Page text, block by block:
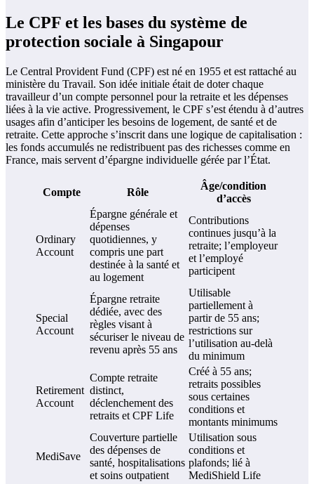
Le CPF et les bases du système de
protection sociale à Singapour
Le Central Provident Fund (CPF) est né en 1955 et est rattaché au
ministère du Travail. Son idée initiale était de doter chaque
travailleur d’un compte personnel pour la retraite et les dépenses
liées à la vie active. Progressivement, le CPF s’est étendu à d’autres
usages afin d’anticiper les besoins de logement, de santé et de
retraite. Cette approche s’inscrit dans une logique de capitalisation :
les fonds accumulés ne redistribuent pas des richesses comme en
France, mais servent d’épargne individuelle gérée par l’État.
Compte Rôle
Âge/condition
d’accès
Ordinary
Account
Épargne générale et
dépenses
quotidiennes, y
compris une part
destinée à la santé et
au logement
Contributions
continues jusqu’à la
retraite; l’employeur
et l’employé
participent
Special
Account
Épargne retraite
dédiée, avec des
règles visant à
sécuriser le niveau de
revenu après 55 ans
Utilisable
partiellement à
partir de 55 ans;
restrictions sur
l’utilisation au-delà
du minimum
Retirement
Account
Compte retraite
distinct,
déclenchement des
retraits et CPF Life
Créé à 55 ans;
retraits possibles
sous certaines
conditions et
montants minimums
MediSave
Couverture partielle
des dépenses de
santé, hospitalisations
et soins outpatient
Utilisation sous
conditions et
plafonds; lié à
MediShield Life